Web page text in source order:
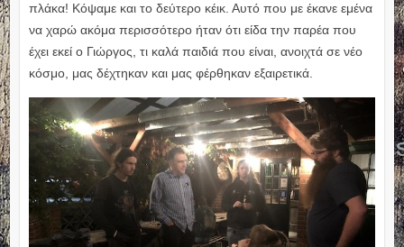
πλάκα! Κόψαμε και το δεύτερο κέικ. Αυτό που με έκανε εμένα
να χαρώ ακόμα περισσότερο ήταν ότι είδα την παρέα που
έχει εκεί ο Γιώργος, τι καλά παιδιά που είναι, ανοιχτά σε νέο
κόσμο, μας δέχτηκαν και μας φέρθηκαν εξαιρετικά.